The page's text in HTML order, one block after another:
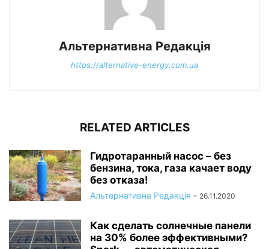
Альтернативна Редакція
https://alternative-energy.com.ua
RELATED ARTICLES
Гидротаранный насос – без
бензина, тока, газа качает воду
без отказа!
Альтернативна Редакція - 26.11.2020
Как сделать солнечные панели
на 30% более эффективными?